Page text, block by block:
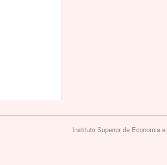
Instituto Superior de Economia